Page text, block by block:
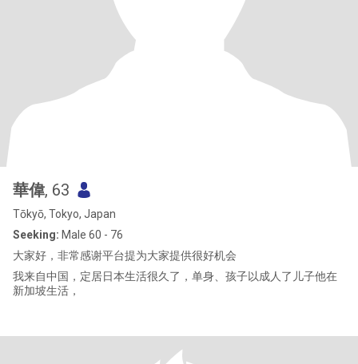
華偉, 63
Tōkyō, Tokyo, Japan
Seeking: Male 60 - 76
大家好，非常感谢平台提为大家提供很好机会
我来自中国，定居日本生活很久了，单身、孩子以成人了儿子他在
新加坡生活，